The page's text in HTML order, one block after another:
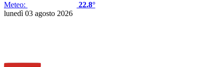
Meteo:
22.8°
lunedì 03 agosto 2026